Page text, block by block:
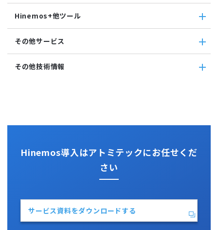
Hinemosエージェント監視
Windowsイベント監視
サービス・ポート監視
リソース監視
プロセス監視
メンテナンス
通知
アカウント
カレンダ
Hinemosエージェント
Hinemosクライアント
Hinemosマネージャ
Hinemos+他ツール
google apps
teams
slack
その他サービス
CloudGate UNO
その他技術情報
Hinemos導入はアトミテックにお任せくだ
さい
サービス資料をダウンロードする